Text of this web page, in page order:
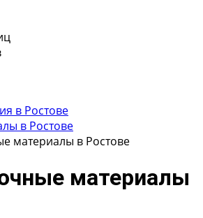
в Ростове
в Ростове
материалы в Ростове
материалы